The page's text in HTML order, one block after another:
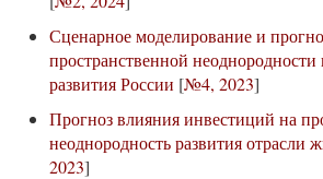
Сценарное моделирование и
пространственной
развития России [№4, 2023]
Прогноз влияния инвестиций на
неоднородность развития отрасли
2023]